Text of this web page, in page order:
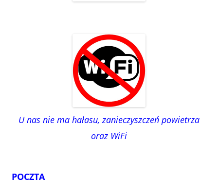
U nas nie ma hałasu, zanieczyszczeń powietrza
oraz WiFi
POCZTA